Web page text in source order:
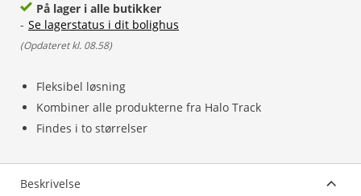
Fleksibel løsning
Kombiner alle produkterne fra Halo Track
Findes i to størrelser
På lager i alle butikker
- Se lagerstatus i dit bolighus
(Opdateret kl. 08.58)
Beskrivelse